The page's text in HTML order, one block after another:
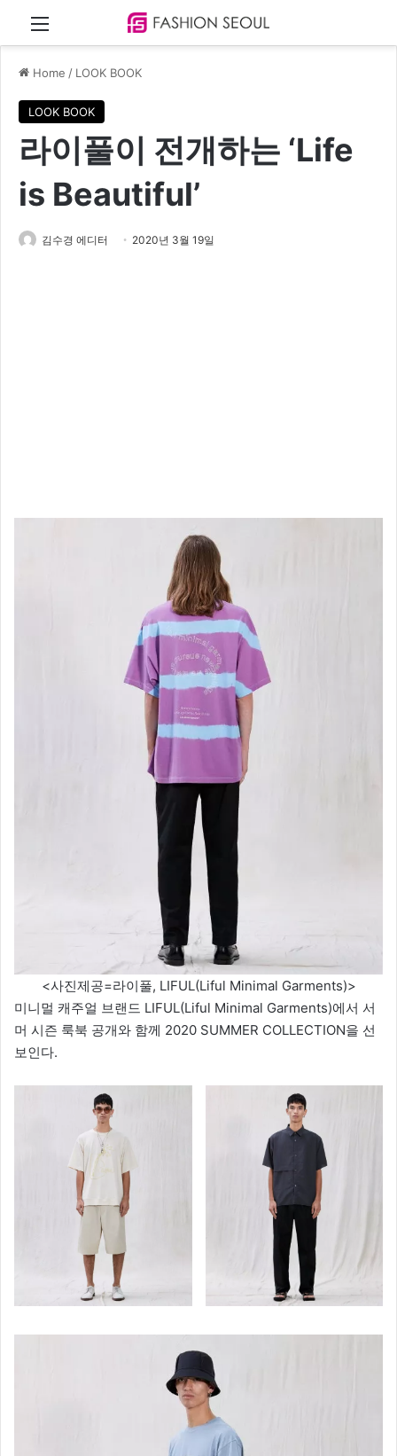
Menu
Home / LOOK BOOK
LOOK BOOK
라이풀이 전개하는 ‘Life
is Beautiful’
김수경 에디터 2020년 3월 19일
<사진제공=라이풀, LIFUL(Liful Minimal Garments)>
미니멀 캐주얼 브랜드 LIFUL(Liful Minimal Garments)에서 서
머 시즌 룩북 공개와 함께 2020 SUMMER COLLECTION을 선
보인다.